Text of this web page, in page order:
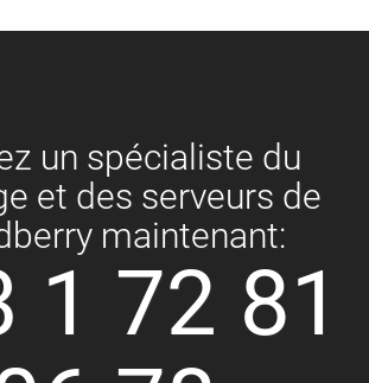
un spécialiste du
et des serveurs de
maintenant:
1 72 81